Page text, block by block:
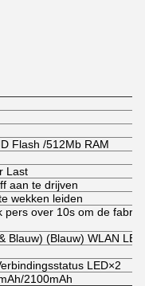
Flash /512Mb RAM
Last
aan te drijven
wekken leiden
pers over 10s om de
Blauw) (Blauw) WLAN
LED×2
2100mAh